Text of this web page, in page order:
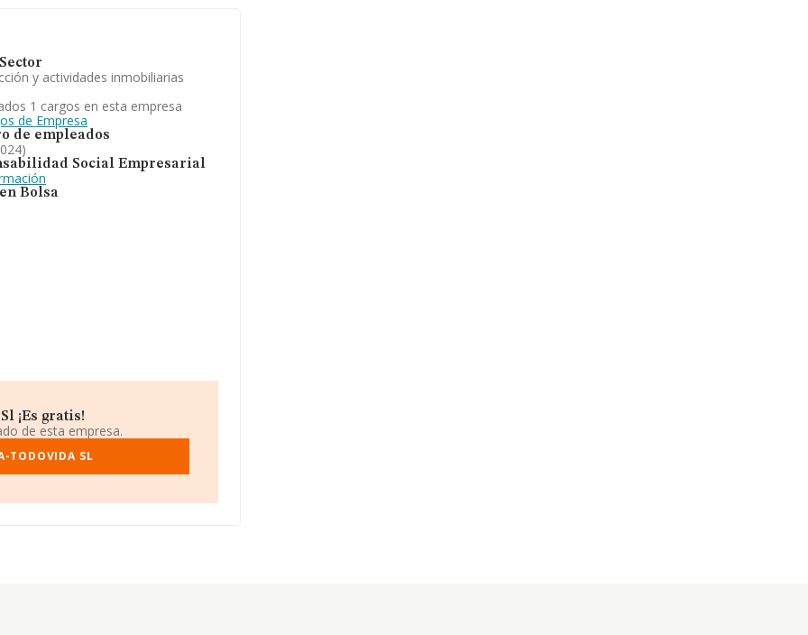
y actividades inmobiliarias
1 cargos en esta empresa
de Empresa
de empleados
Social Empresarial
Bolsa
¡Es gratis!
de esta empresa.
TODOVIDA SL